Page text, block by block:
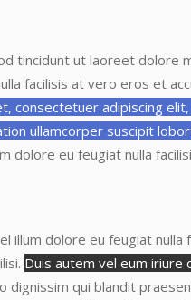
tincidunt ut laoreet dolore
facilisis at vero eros et
consectetuer adipiscing
ullamcorper suscipit
dolore eu feugiat nulla
illum dolore eu feugiat
Duis autem vel eum
qui blandit